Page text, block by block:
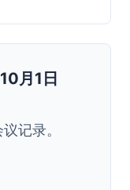
月1日
记录。